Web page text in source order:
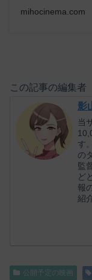
mihocinema.com
この記事の編集者
影
当
す
の
監
ど
報
紹
公開予定の映画